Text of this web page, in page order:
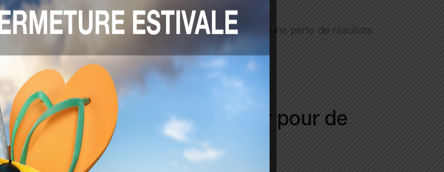
chaque séance pour éviter un traitement inefficace ou une perte de résultats.
les séances d’épilation laser pour de